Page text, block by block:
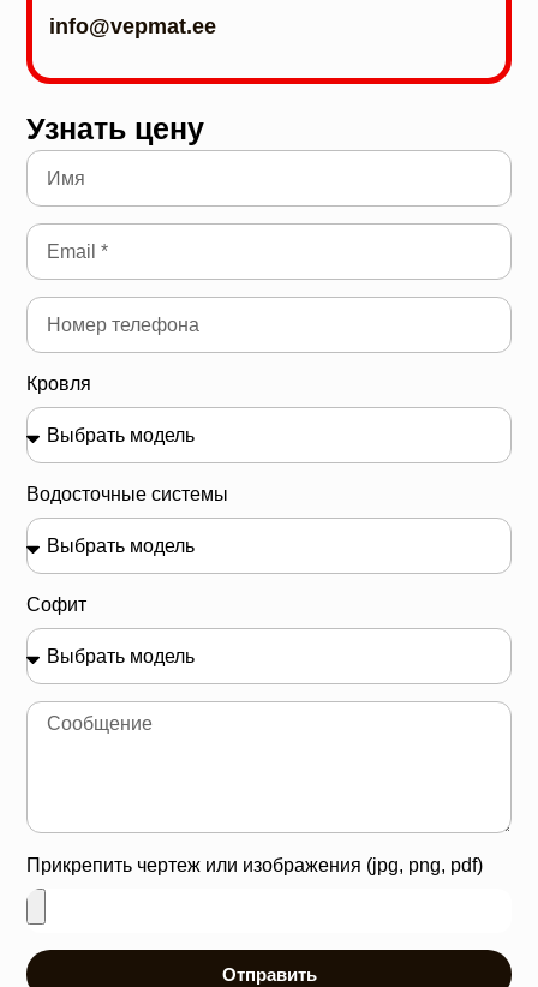
info@vepmat.ee
Узнать цену
Кровля
Водосточные системы
Софит
Прикрепить чертеж или изображения (jpg, png, pdf)
Отправить